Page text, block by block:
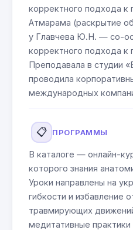
корректного подхода к
Атмарама (раскрытие
у Главчева Ю.Н. — со-
корректного подхода к
Преподавала в студии
проводила
международных
📋 ПРОГРАММЫ
В каталоге — онлайн-
которого знания
Уроки направлены на
гибкости и избавление
травмирующих
медитативные